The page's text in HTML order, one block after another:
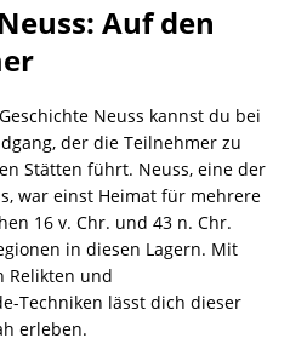
Auf den
Neuss kannst du bei
der die Teilnehmer zu
Stätten führt. Neuss, eine der
war einst Heimat für mehrere
16 v. Chr. und 43 n. Chr.
in diesen Lagern. Mit
Relikten und
Techniken lässt dich dieser
erleben.